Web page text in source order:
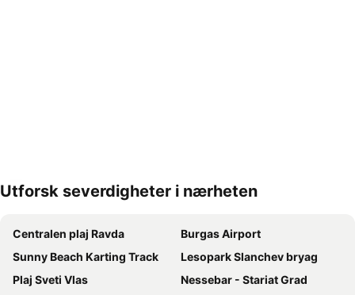
Utforsk severdigheter i nærheten
Centralen plaj Ravda
Burgas Airport
Sunny Beach Karting Track
Lesopark Slanchev bryag
Plaj Sveti Vlas
Nessebar - Stariat Grad